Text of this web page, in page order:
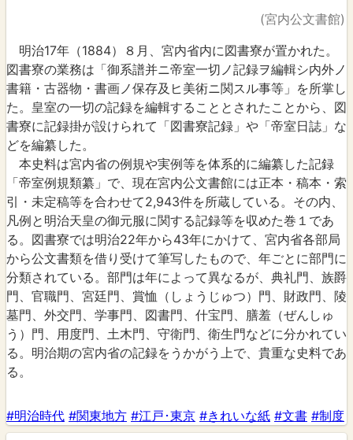
(宮内公文書館)
明治17年（1884）８月、宮内省内に図書寮が置かれた。
図書寮の業務は「御系譜并ニ帝室一切ノ記録ヲ編輯シ内外ノ
書籍・古器物・書画ノ保存及ヒ美術ニ関スル事等」を所掌し
た。皇室の一切の記録を編輯することとされたことから、図
書寮に記録掛が設けられて「図書寮記録」や「帝室日誌」な
どを編纂した。
本史料は宮内省の例規や実例等を体系的に編纂した記録
「帝室例規類纂」で、現在宮内公文書館には正本・稿本・索
引・未定稿等を合わせて2,943件を所蔵している。その内、
凡例と明治天皇の御元服に関する記録等を収めた巻１であ
る。図書寮では明治22年から43年にかけて、宮内省各部局
から公文書類を借り受けて筆写したもので、年ごとに部門に
分類されている。部門は年によって異なるが、典礼門、族爵
門、官職門、宮廷門、賞恤（しょうじゅつ）門、財政門、陵
墓門、外交門、学事門、図書門、什宝門、膳羞（ぜんしゅ
う）門、用度門、土木門、守衛門、衛生門などに分かれてい
る。明治期の宮内省の記録をうかがう上で、貴重な史料であ
る。
#明治時代 #関東地方 #江戸･東京 #きれいな紙 #文書 #制度